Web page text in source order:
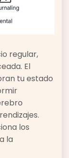
regular,
El
tu estado
los
la